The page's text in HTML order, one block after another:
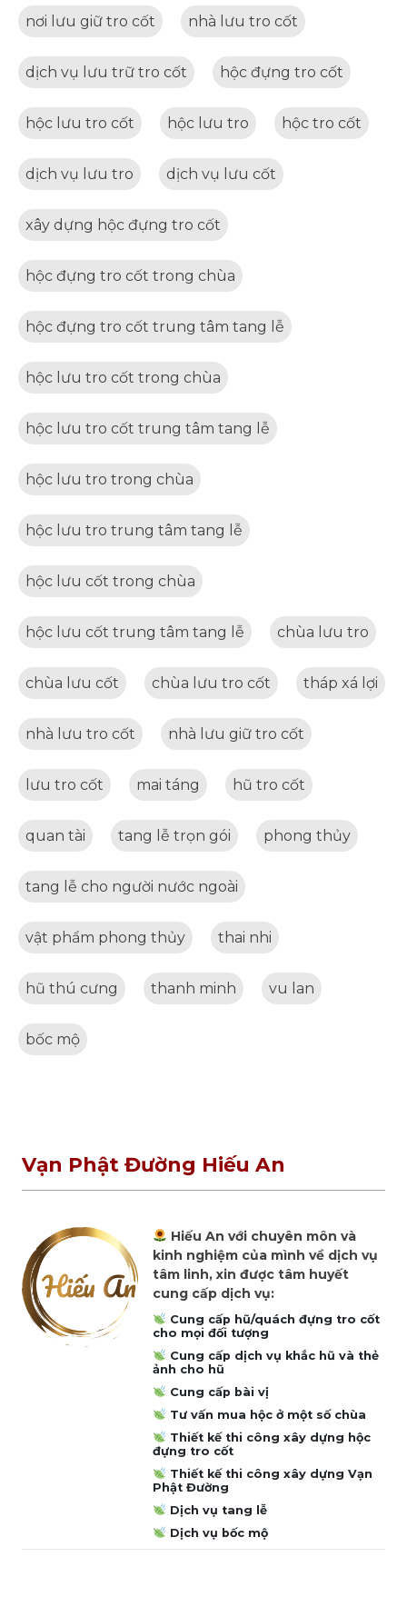
nơi lưu giữ tro cốt nhà lưu tro cốt
dịch vụ lưu trữ tro cốt hộc đựng tro cốt
hộc lưu tro cốt hộc lưu tro hộc tro cốt
dịch vụ lưu tro dịch vụ lưu cốt
xây dựng hộc đựng tro cốt
hộc đựng tro cốt trong chùa
hộc đựng tro cốt trung tâm tang lễ
hộc lưu tro cốt trong chùa
hộc lưu tro cốt trung tâm tang lễ
hộc lưu tro trong chùa
hộc lưu tro trung tâm tang lễ
hộc lưu cốt trong chùa
hộc lưu cốt trung tâm tang lễ chùa lưu tro
chùa lưu cốt chùa lưu tro cốt tháp xá lợi
nhà lưu tro cốt nhà lưu giữ tro cốt
lưu tro cốt mai táng hũ tro cốt
quan tài tang lễ trọn gói phong thủy
tang lễ cho người nước ngoài
vật phẩm phong thủy thai nhi
hũ thú cưng thanh minh vu lan
bốc mộ
Vạn Phật Đường Hiếu An
Hiếu An với chuyên môn và
kinh nghiệm của mình về dịch vụ
tâm linh, xin được tâm huyết
cung cấp dịch vụ:
Cung cấp hũ/quách đựng tro cốt
cho mọi đối tượng
Cung cấp dịch vụ khắc hũ và thẻ
ảnh cho hũ
Cung cấp bài vị
Tư vấn mua hộc ở một số chùa
Thiết kế thi công xây dựng hộc
đựng tro cốt
Thiết kế thi công xây dựng Vạn
Phật Đường
Dịch vụ tang lễ
Dịch vụ bốc mộ